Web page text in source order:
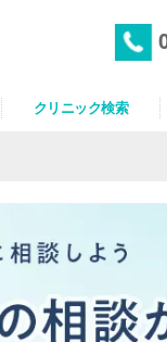
クリニック検索